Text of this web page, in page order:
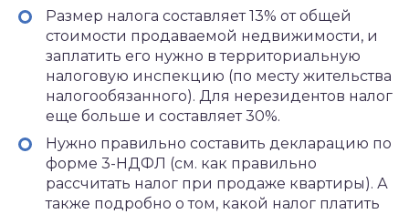
Размер налога составляет 13% от общей
стоимости продаваемой недвижимости, и
заплатить его нужно в территориальную
налоговую инспекцию (по месту жительства
налогообязанного). Для нерезидентов налог
еще больше и составляет 30%.
Нужно правильно составить декларацию по
форме 3-НДФЛ (см. как правильно
рассчитать налог при продаже квартиры). А
также подробно о том, какой налог платить